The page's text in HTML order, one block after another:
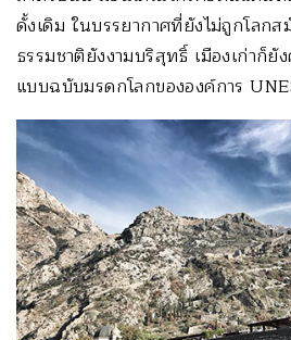
ดั้งเดิม ในบรรยากาศที่ยังไม่ถูกโลก
ธรรมชาติยังงามบริสุทธิ์ เมืองเก่าก็ยั
แบบฉบับมรดกโลกขององค์การ